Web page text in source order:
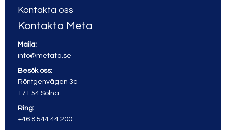
Kontakta oss
Kontakta Meta
Maila:
info@metafa.se
Besök oss:
Röntgenvägen 3c
171 54 Solna
Ring:
+46 8 544 44 200